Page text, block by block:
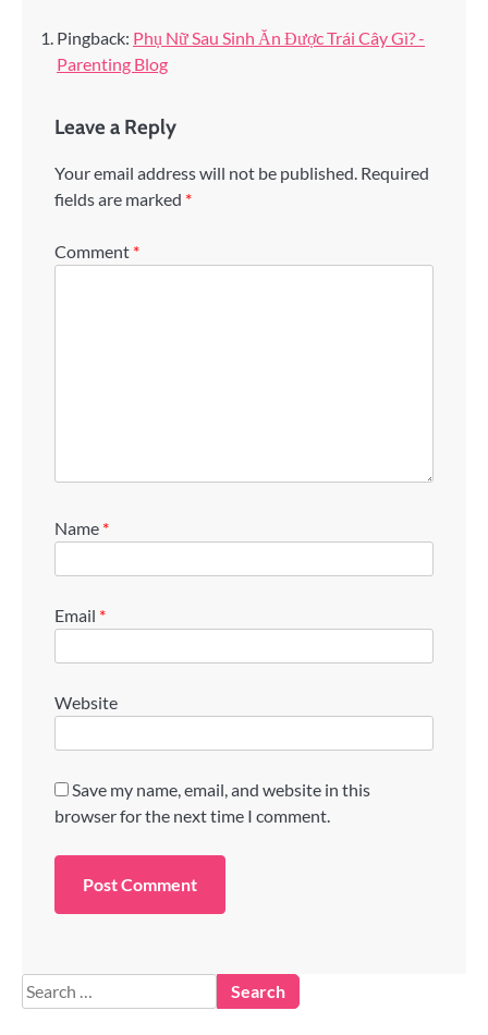
Pingback: Phụ Nữ Sau Sinh Ăn Được Trái Cây Gì? -
Parenting Blog
Leave a Reply
Your email address will not be published. Required
fields are marked *
Comment *
Name *
Email *
Website
Save my name, email, and website in this
browser for the next time I comment.